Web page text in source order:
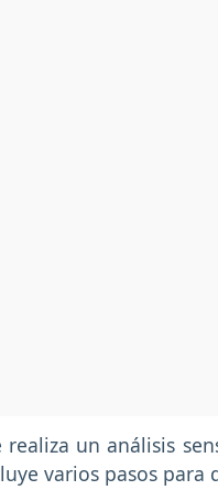
realiza un análisis
varios pasos para